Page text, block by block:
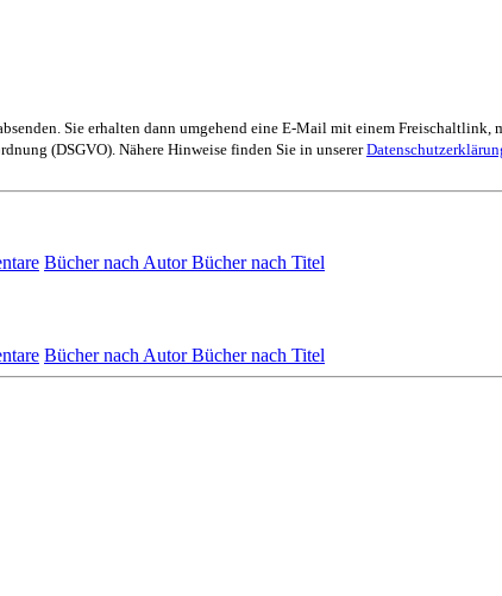
Sie erhalten dann umgehend eine E-Mail mit einem Freischaltlink,
(DSGVO). Nähere Hinweise finden Sie in unserer
Bücher nach AutorBücher nach Titel
Bücher nach AutorBücher nach Titel